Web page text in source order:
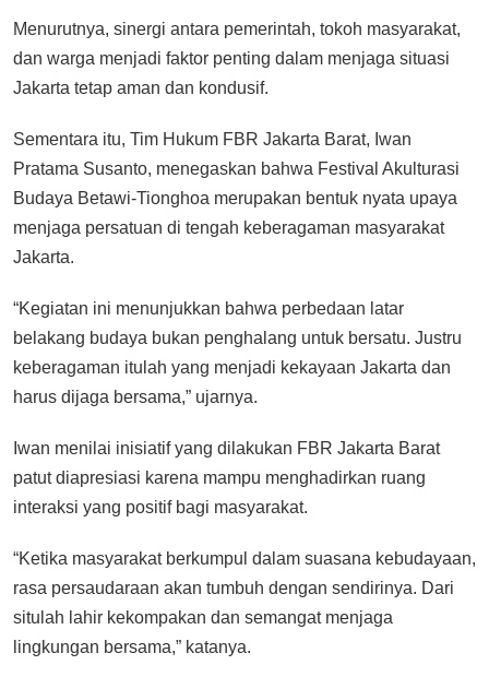
Menurutnya, sinergi antara pemerintah, tokoh masyarakat,
dan warga menjadi faktor penting dalam menjaga situasi
Jakarta tetap aman dan kondusif.
Sementara itu, Tim Hukum FBR Jakarta Barat, Iwan
Pratama Susanto, menegaskan bahwa Festival Akulturasi
Budaya Betawi-Tionghoa merupakan bentuk nyata upaya
menjaga persatuan di tengah keberagaman masyarakat
Jakarta.
“Kegiatan ini menunjukkan bahwa perbedaan latar
belakang budaya bukan penghalang untuk bersatu. Justru
keberagaman itulah yang menjadi kekayaan Jakarta dan
harus dijaga bersama,” ujarnya.
Iwan menilai inisiatif yang dilakukan FBR Jakarta Barat
patut diapresiasi karena mampu menghadirkan ruang
interaksi yang positif bagi masyarakat.
“Ketika masyarakat berkumpul dalam suasana kebudayaan,
rasa persaudaraan akan tumbuh dengan sendirinya. Dari
situlah lahir kekompakan dan semangat menjaga
lingkungan bersama,” katanya.